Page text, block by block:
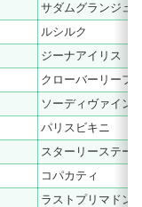
サダムグランジュ
ルシルク
ジーナアイリス
クローバーリーフ
ソーディヴァイン
パリスビキニ
スターリーステー
コパカティ
ラストプリマドン